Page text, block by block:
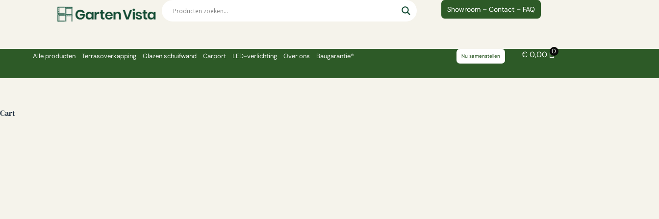
Showroom – Contact – FAQ
Alle producten Terrasoverkapping Glazen schuifwand Carport LED-verlichting Over ons Baugarantie® €0,00 0
Nu samenstellen
Cart